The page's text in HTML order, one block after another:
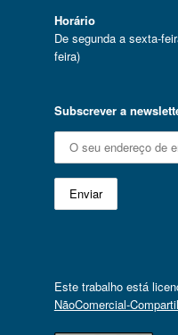
Horário
De segunda a sexta-
feira)
Subscrever a
Este trabalho está
NãoComercial-